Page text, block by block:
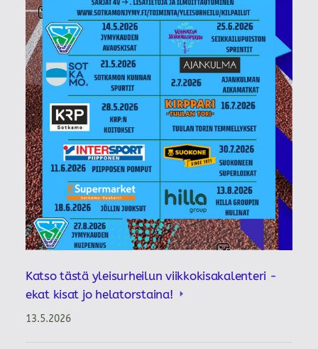
Katso tästä yleisurheilun viikkokisakalenteri -
ekat kisat jo helatorstaina!
13.5.2026